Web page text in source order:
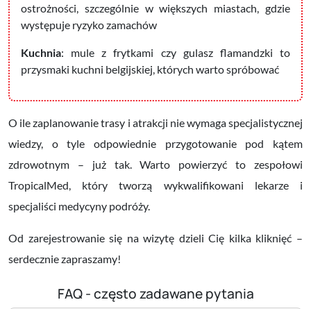
ostrożności, szczególnie w większych miastach, gdzie
występuje ryzyko zamachów
Kuchnia: mule z frytkami czy gulasz flamandzki to
przysmaki kuchni belgijskiej, których warto spróbować
O ile zaplanowanie trasy i atrakcji nie wymaga specjalistycznej
wiedzy, o tyle odpowiednie przygotowanie pod kątem
zdrowotnym – już tak. Warto powierzyć to zespołowi
TropicalMed, który tworzą wykwalifikowani lekarze i
specjaliści medycyny podróży.
Od zarejestrowanie się na wizytę dzieli Cię kilka kliknięć –
serdecznie zapraszamy!
FAQ - często zadawane pytania